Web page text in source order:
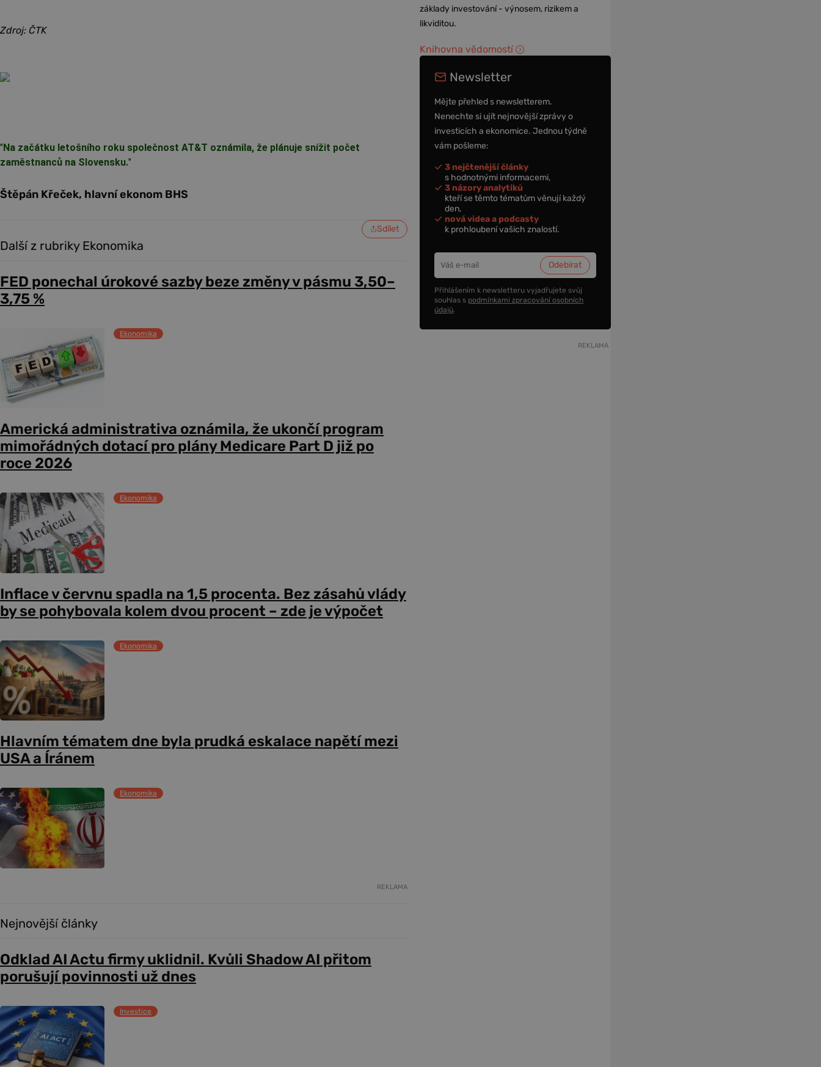
Zdroj: ČTK
"Na začátku letošního roku společnost AT&T oznámila, že plánuje snížit počet
zaměstnanců na Slovensku."
Štěpán Křeček, hlavní ekonom BHS
Sdílet
Další z rubriky Ekonomika
FED ponechal úrokové sazby beze změny v pásmu 3,50–
3,75 %
Ekonomika
Americká administrativa oznámila, že ukončí program
mimořádných dotací pro plány Medicare Part D již po
roce 2026
Ekonomika
Inflace v červnu spadla na 1,5 procenta. Bez zásahů vlády
by se pohybovala kolem dvou procent – zde je výpočet
Ekonomika
Hlavním tématem dne byla prudká eskalace napětí mezi
USA a Íránem
Ekonomika
REKLAMA
Nejnovější články
Odklad AI Actu firmy uklidnil. Kvůli Shadow AI přitom
porušují povinnosti už dnes
Investice
základy investování - výnosem, rizikem a
likviditou.
Knihovna vědomostí
Newsletter
Mějte přehled s newsletterem.
Nenechte si ujít nejnovější zprávy o
investicích a ekonomice. Jednou týdně
vám pošleme:
3 nejčtenější články
s hodnotnými informacemi,
3 názory analytiků
kteří se těmto tématům věnují každý
den,
nová videa a podcasty
k prohloubení vašich znalostí.
Přihlášením k newsletteru vyjadřujete svůj
souhlas s podmínkami zpracování osobních
údajů.
REKLAMA